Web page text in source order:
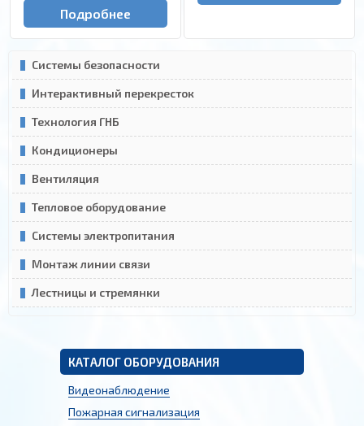
Системы безопасности
Интерактивный перекресток
Технология ГНБ
Кондиционеры
Вентиляция
Тепловое оборудование
Системы электропитания
Монтаж линии связи
Лестницы и стремянки
Подробнее
КАТАЛОГ ОБОРУДОВАНИЯ
Видеонаблюдение
Пожарная сигнализация